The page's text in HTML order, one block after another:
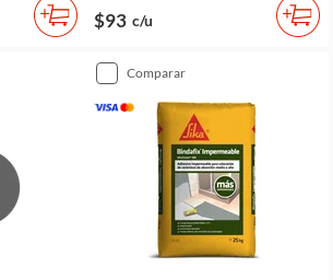
$93 c/u
comparar